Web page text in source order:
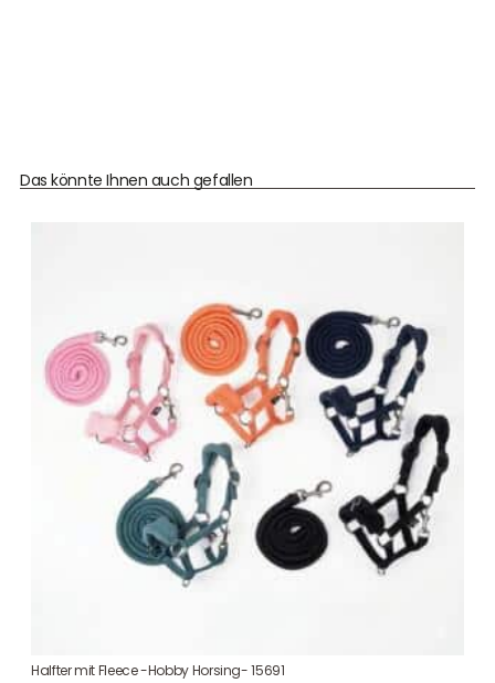
Das könnte Ihnen auch gefallen
Halfter mit Fleece -Hobby Horsing- 15691